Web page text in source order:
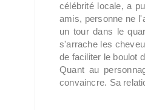
célébrité locale, a
amis, personne ne
un tour dans le
s'arrache les
de faciliter le boulot
Quant au
convaincre. Sa